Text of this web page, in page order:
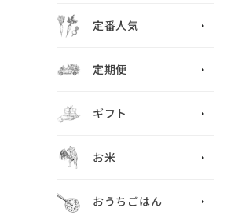
定番人気
定期便
ギフト
お米
おうちごはん